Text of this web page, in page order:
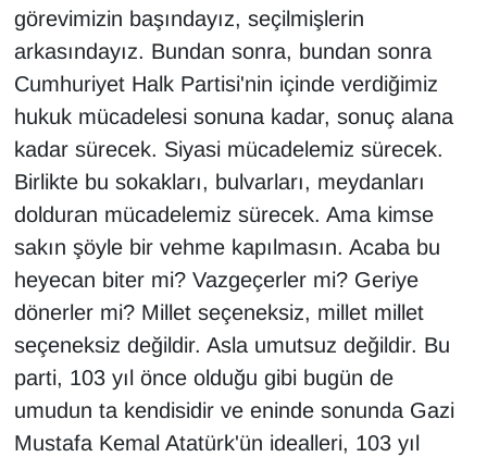
görevimizin başındayız, seçilmişlerin
arkasındayız. Bundan sonra, bundan sonra
Cumhuriyet Halk Partisi'nin içinde verdiğimiz
hukuk mücadelesi sonuna kadar, sonuç alana
kadar sürecek. Siyasi mücadelemiz sürecek.
Birlikte bu sokakları, bulvarları, meydanları
dolduran mücadelemiz sürecek. Ama kimse
sakın şöyle bir vehme kapılmasın. Acaba bu
heyecan biter mi? Vazgeçerler mi? Geriye
dönerler mi? Millet seçeneksiz, millet millet
seçeneksiz değildir. Asla umutsuz değildir. Bu
parti, 103 yıl önce olduğu gibi bugün de
umudun ta kendisidir ve eninde sonunda Gazi
Mustafa Kemal Atatürk'ün idealleri, 103 yıl